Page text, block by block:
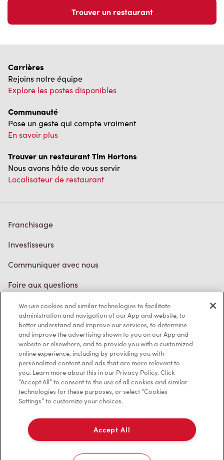
Trouver un restaurant
Carrières
Rejoins notre équipe
Explore les postes disponibles
Communauté
Pose un geste qui compte vraiment
En savoir plus
Trouver un restaurant Tim Hortons
Nous avons hâte de vous servir
Localisateur de restaurant
Franchisage
Investisseurs
Communiquer avec nous
Foire aux questions
Politique de confidentialité
Conditions de service
Marques de commerce
Accessibilité
Diagnostic
Contactez-nous
We use cookies and similar technologies to facilitate
administration and navigation of our App and website, to
better understand and improve our services, to determine
and improve the advertising shown to you on our App and
website or elsewhere, and to provide you with a customized
online experience, including by providing you with
personalized content and ads that are more relevant to
you. Learn more about this in our Privacy Policy. Click
“Accept All” to consent to the use of all cookies and similar
technologies for these purposes, or select “Cookies
Settings” to customize your choices.
Accept All